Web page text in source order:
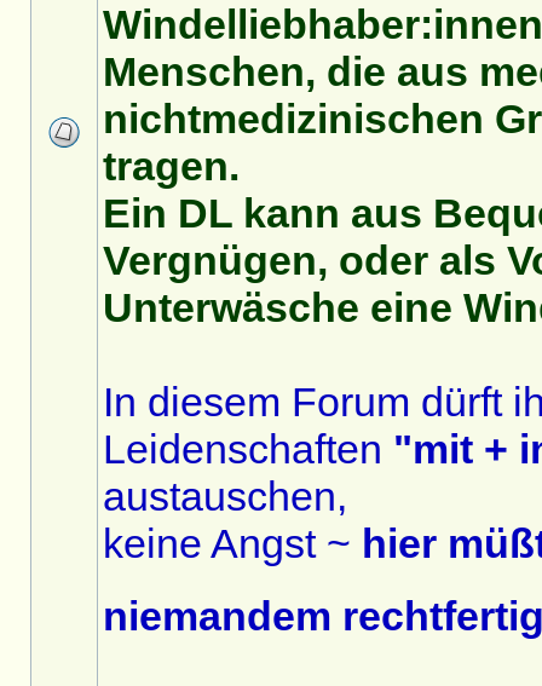
Menschen, die aus
nichtmedizinischen
tragen.
Ein DL kann aus
Vergnügen, oder als
Unterwäsche eine
In diesem Forum dürft
Leidenschaften "mit +
austauschen,
keine Angst ~ hier
niemandem